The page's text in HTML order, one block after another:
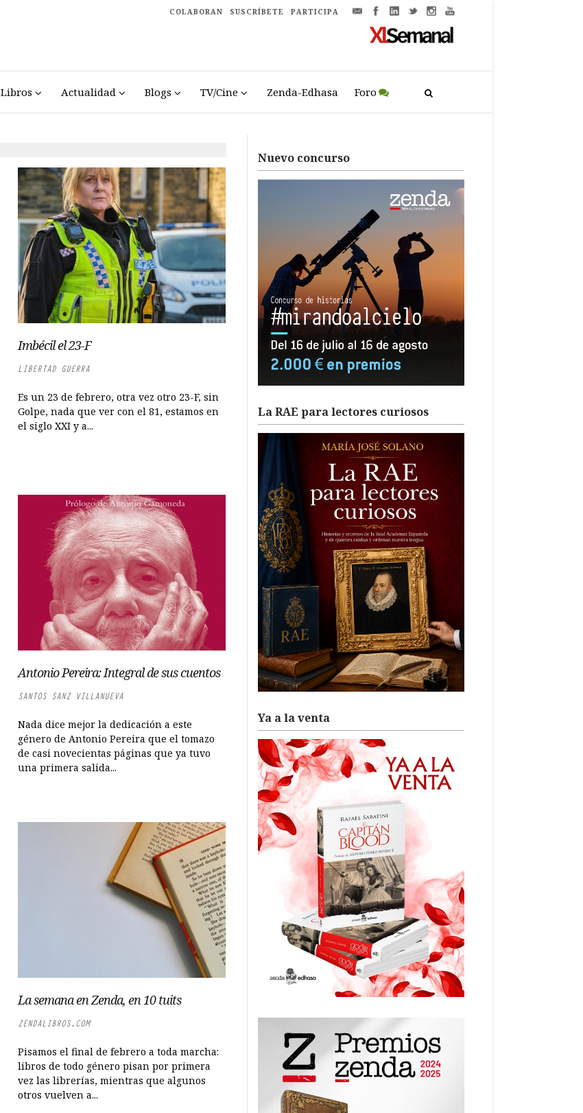
COLABORAN SUSCRÍBETE PARTICIPA
Libros Actualidad Blogs TV/Cine Zenda-Edhasa Foro
Imbécil el 23-F
LIBERTAD GUERRA
Es un 23 de febrero, otra vez otro 23-F, sin
Golpe, nada que ver con el 81, estamos en
el siglo XXI y a...
Antonio Pereira: Integral de sus cuentos
SANTOS SANZ VILLANUEVA
Nada dice mejor la dedicación a este
género de Antonio Pereira que el tomazo
de casi novecientas páginas que ya tuvo
una primera salida...
La semana en Zenda, en 10 tuits
ZENDALIBROS.COM
Pisamos el final de febrero a toda marcha:
libros de todo género pisan por primera
vez las librerías, mientras que algunos
otros vuelven a...
Nuevo concurso
La RAE para lectores curiosos
Ya a la venta